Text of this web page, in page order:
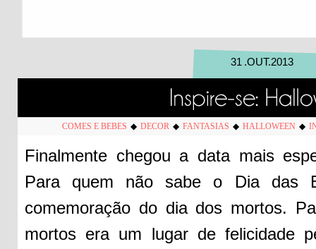
31 .OUT.2013
COMES E BEBES ◆ DECOR ◆ FANTASIAS ◆ HALLOWEEN ◆
Finalmente chegou a data mais
Para quem não sabe o Dia das
comemoração do dia dos mortos.
mortos era um lugar de felicidade